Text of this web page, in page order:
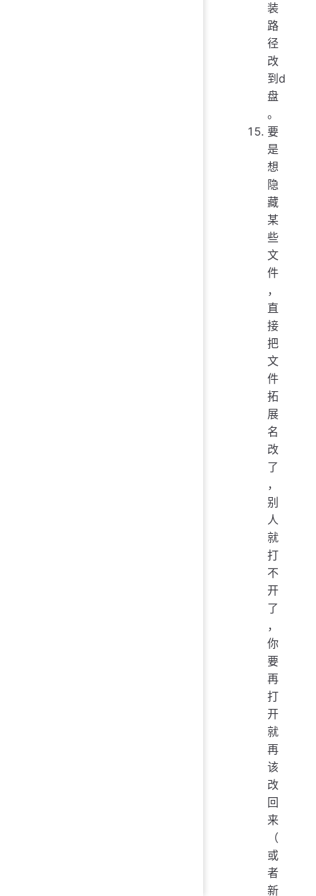
装
路
径
改
到d
盘
。
要
是
想
隐
藏
某
些
文
件
，
直
接
把
文
件
拓
展
名
改
了
，
别
人
就
打
不
开
了
，
你
要
再
打
开
就
再
该
改
回
来
（
或
者
新